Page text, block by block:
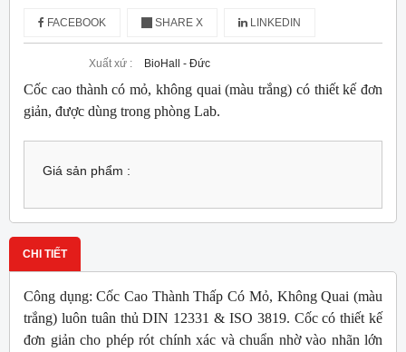
FACEBOOK SHARE X LINKEDIN
Xuất xứ : BioHall - Đức
Cốc cao thành có mỏ, không quai (màu trắng) có thiết kế đơn
giản, được dùng trong phòng Lab.
Giá sản phẩm :
CHI TIẾT
Công dụng: Cốc Cao Thành Thấp Có Mỏ, Không Quai (màu
trắng) luôn tuân thủ DIN 12331 & ISO 3819. Cốc có thiết kế
đơn giản cho phép rót chính xác và chuẩn nhờ vào nhãn lớn